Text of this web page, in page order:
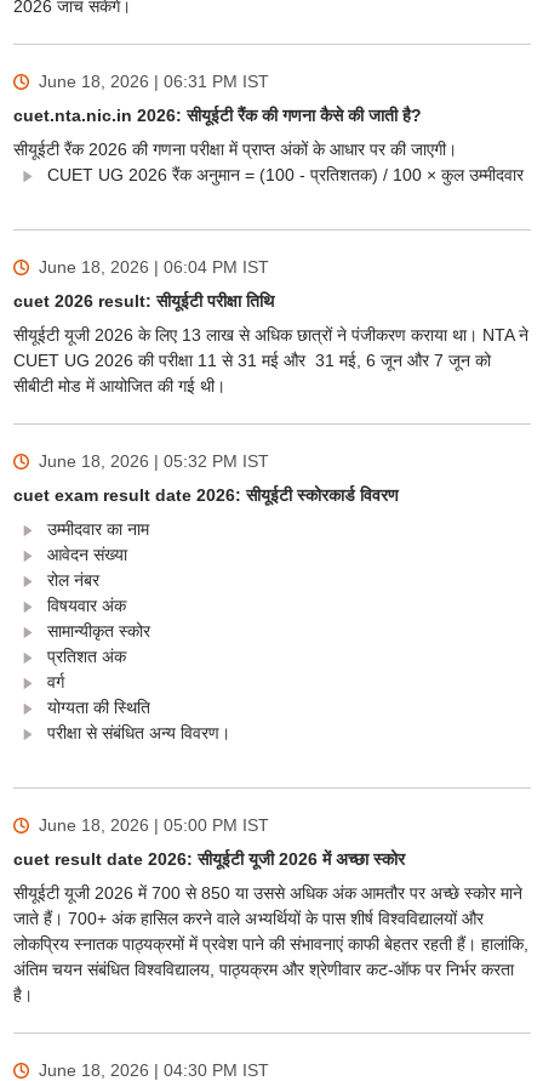
2026 जांच सकेंगे।
June 18, 2026 | 06:31 PM IST
cuet.nta.nic.in 2026: सीयूईटी रैंक की गणना कैसे की जाती है?
सीयूईटी रैंक 2026 की गणना परीक्षा में प्राप्त अंकों के आधार पर की जाएगी।
CUET UG 2026 रैंक अनुमान = (100 - प्रतिशतक) / 100 × कुल उम्मीदवार
June 18, 2026 | 06:04 PM IST
cuet 2026 result: सीयूईटी परीक्षा तिथि
सीयूईटी यूजी 2026 के लिए 13 लाख से अधिक छात्रों ने पंजीकरण कराया था। NTA ने
CUET UG 2026 की परीक्षा 11 से 31 मई और 31 मई, 6 जून और 7 जून को
सीबीटी मोड में आयोजित की गई थी।
June 18, 2026 | 05:32 PM IST
cuet exam result date 2026: सीयूईटी स्कोरकार्ड विवरण
उम्मीदवार का नाम
आवेदन संख्या
रोल नंबर
विषयवार अंक
सामान्यीकृत स्कोर
प्रतिशत अंक
वर्ग
योग्यता की स्थिति
परीक्षा से संबंधित अन्य विवरण।
June 18, 2026 | 05:00 PM IST
cuet result date 2026: सीयूईटी यूजी 2026 में अच्छा स्कोर
सीयूईटी यूजी 2026 में 700 से 850 या उससे अधिक अंक आमतौर पर अच्छे स्कोर माने
जाते हैं। 700+ अंक हासिल करने वाले अभ्यर्थियों के पास शीर्ष विश्वविद्यालयों और
लोकप्रिय स्नातक पाठ्यक्रमों में प्रवेश पाने की संभावनाएं काफी बेहतर रहती हैं। हालांकि,
अंतिम चयन संबंधित विश्वविद्यालय, पाठ्यक्रम और श्रेणीवार कट-ऑफ पर निर्भर करता
है।
June 18, 2026 | 04:30 PM IST